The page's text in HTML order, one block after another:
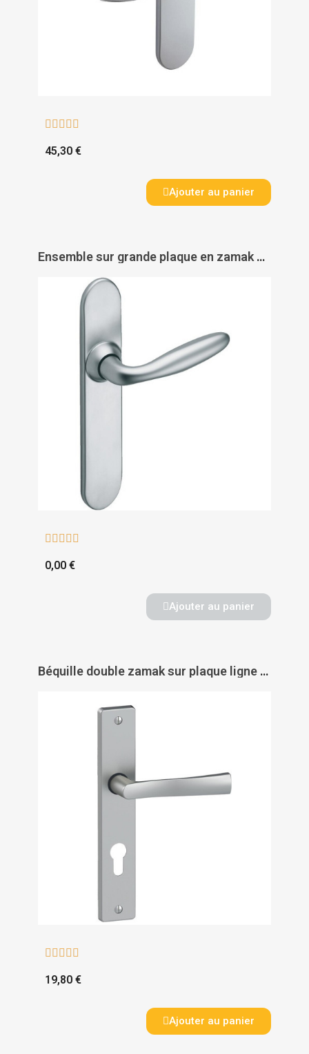
    
45,30 €
Ajouter au panier
Ensemble sur grande plaque en zamak chromé velours - OPERA - VACHETTE ASSA ABLOY
    
0,00 €
Ajouter au panier
Béquille double zamak sur plaque ligne Flex entraxe 195 mm fintion chromé satin - VACHETTE ASSA ABLOY
    
19,80 €
Ajouter au panier